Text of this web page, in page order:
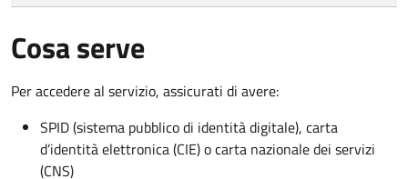
Cosa serve
Per accedere al servizio, assicurati di avere:
SPID (sistema pubblico di identità digitale), carta
d’identità elettronica (CIE) o carta nazionale dei servizi
(CNS)